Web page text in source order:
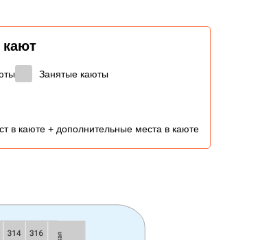
кают
Занятые каюты
в каюте + дополнительные места в каюте